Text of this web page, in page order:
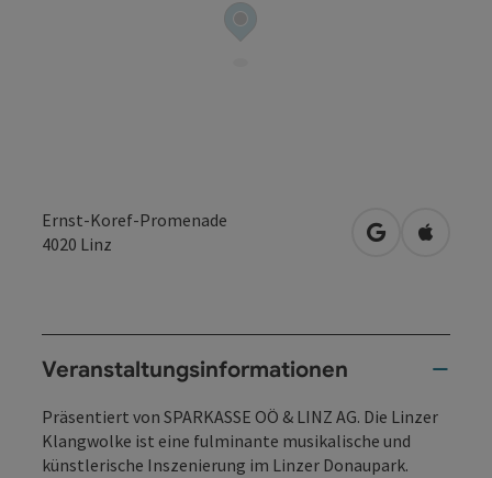
Ernst-Koref-Promenade
4020 Linz in Google
in
Veranstaltungsinformationen
Präsentiert von SPARKASSE OÖ & LINZ AG. Die Linzer
Klangwolke ist eine fulminante musikalische und
künstlerische Inszenierung im Linzer Donaupark.